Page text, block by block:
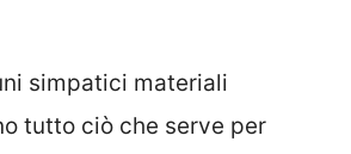
simpatici materiali
tutto ciò che serve per